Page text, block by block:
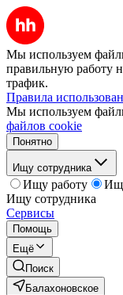
Мы используем
правильную работу
трафик.
Правила
Мы используем
файлов cookie
Понятно
Ищу сотрудника
Ищу работу
Ищу сотрудника
Сервисы
Помощь
Ещё
Поиск
Балахоновское